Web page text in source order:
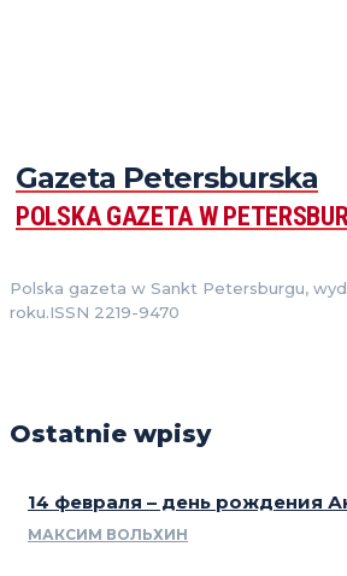
Gazeta Petersburska
POLSKA GAZETA W
Polska gazeta w Sankt Petersburgu,
roku.ISSN 2219-9470
Ostatnie wpisy
14 февраля – день рождения
МАКСИМ ВОЛЬХИН